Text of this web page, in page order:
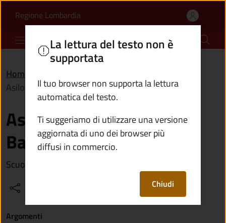
Asilo Infantile "Maria
Regione Lombardia(apre in un'altra scheda).
Comune di Bienno
Home
Asilo Infantile "Maria Bambina" di Prestine
Asilo Infantile "Maria
Bambina" di Prestine
Scuola dell'infanzia di ispirazione cristiana cattolica
La lettura del testo non è
supportata
Il tuo browser non supporta la lettura
automatica del testo.
Ti suggeriamo di utilizzare una versione
aggiornata di uno dei browser più
diffusi in commercio.
Chiudi
Argomenti